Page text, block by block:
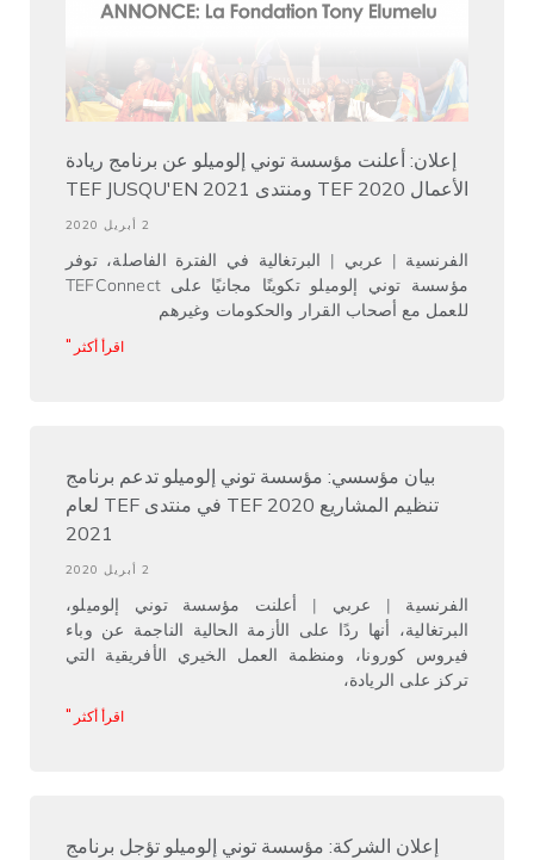
إعلان: أعلنت مؤسسة توني إلوميلو عن برنامج ريادة
الأعمال TEF 2020 ومنتدى TEF JUSQU'EN 2021
2 أبريل 2020
الفرنسية | عربي | البرتغالية في الفترة الفاصلة، توفر
مؤسسة توني إلوميلو تكوينًا مجانيًا على TEFConnect
للعمل مع أصحاب القرار والحكومات وغيرهم
اقرأ أكثر "
بيان مؤسسي: مؤسسة توني إلوميلو تدعم برنامج
تنظيم المشاريع TEF 2020 في منتدى TEF لعام
2021
2 أبريل 2020
الفرنسية | عربي | أعلنت مؤسسة توني إلوميلو،
البرتغالية، أنها ردًا على الأزمة الحالية الناجمة عن وباء
فيروس كورونا، ومنظمة العمل الخيري الأفريقية التي
تركز على الريادة،
اقرأ أكثر "
إعلان الشركة: مؤسسة توني إلوميلو تؤجل برنامج